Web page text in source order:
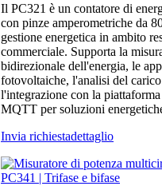
Il PC321 è un contatore di
con pinze amperometriche da
gestione energetica in ambito
commerciale. Supporta la
bidirezionale dell'energia, le
fotovoltaiche, l'analisi del
l'integrazione con la
MQTT per soluzioni
Invia richiestadettaglio